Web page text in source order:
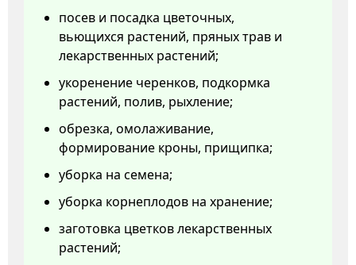
посев и посадка цветочных,
вьющихся растений, пряных трав и
лекарственных растений;
укоренение черенков, подкормка
растений, полив, рыхление;
обрезка, омолаживание,
формирование кроны, прищипка;
уборка на семена;
уборка корнеплодов на хранение;
заготовка цветков лекарственных
растений;